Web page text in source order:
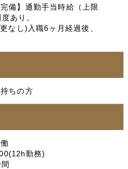
備】通勤手当時給（上限
あり。
なし)入職6ヶ月経過後、
ちの方
勤務)